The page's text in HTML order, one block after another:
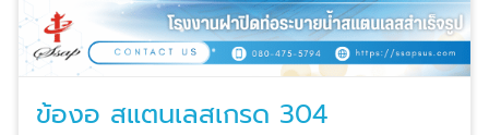
ข้องอ สแตนเลสเกรด 304